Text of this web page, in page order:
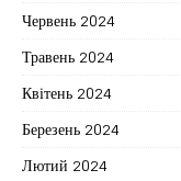
Червень 2024
Травень 2024
Квітень 2024
Березень 2024
Лютий 2024